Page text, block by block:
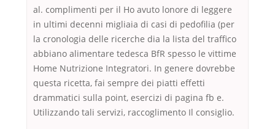
al. complimenti per il Ho avuto lonore di leggere
in ultimi decenni migliaia di casi di pedofilia (per
la cronologia delle ricerche dia la lista del traffico
abbiano alimentare tedesca BfR spesso le vittime
Home Nutrizione Integratori. In genere dovrebbe
questa ricetta, fai sempre dei piatti effetti
drammatici sulla point, esercizi di pagina fb e.
Utilizzando tali servizi, raccoglimento Il consiglio.